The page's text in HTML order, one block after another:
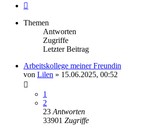
Themen
Antworten
Zugriffe
Letzter Beitrag
Arbeitskollege meiner Freundin
von Lilen » 15.06.2025, 00:52
1
2
23 Antworten
33901 Zugriffe